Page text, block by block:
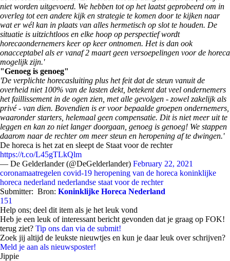
niet worden uitgevoerd. We hebben tot op het laatst geprobeerd om in
overleg tot een andere kijk en strategie te komen door te kijken naar
wat er wél kan in plaats van alles hermetisch op slot te houden. De
situatie is uitzichtloos en elke hoop op perspectief wordt
horecaondernemers keer op keer ontnomen. Het is dan ook
onacceptabel als er vanaf 2 maart geen versoepelingen voor de horeca
mogelijk zijn.'
"Genoeg is genoeg"
'De verplichte horecasluiting plus het feit dat de steun vanuit de
overheid niet 100% van de lasten dekt, betekent dat veel ondernemers
het faillissement in de ogen zien, met alle gevolgen - zowel zakelijk als
privé - van dien. Bovendien is er voor bepaalde groepen ondernemers,
waaronder starters, helemaal geen compensatie. Dit is niet meer uit te
leggen en kan zo niet langer doorgaan, genoeg is genoeg! We stappen
daarom naar de rechter om meer steun en heropening af te dwingen.'
De horeca is het zat en sleept de Staat voor de rechter
https://t.co/L45gTLkQlm
— De Gelderlander (@DeGelderlander) February 22, 2021
coronamaatregelen covid-19 heropening van de horeca koninklijke
horeca nederland nederlandse staat voor de rechter
Submitter: Bron: Koninklijke Horeca Nederland
151
Help ons; deel dit item als je het leuk vond
Heb je een leuk of interessant bericht gevonden dat je graag op FOK!
terug ziet? Tip ons dan via de submit!
Zoek jij altijd de leukste nieuwtjes en kun je daar leuk over schrijven?
Meld je aan als nieuwsposter!
Jippie